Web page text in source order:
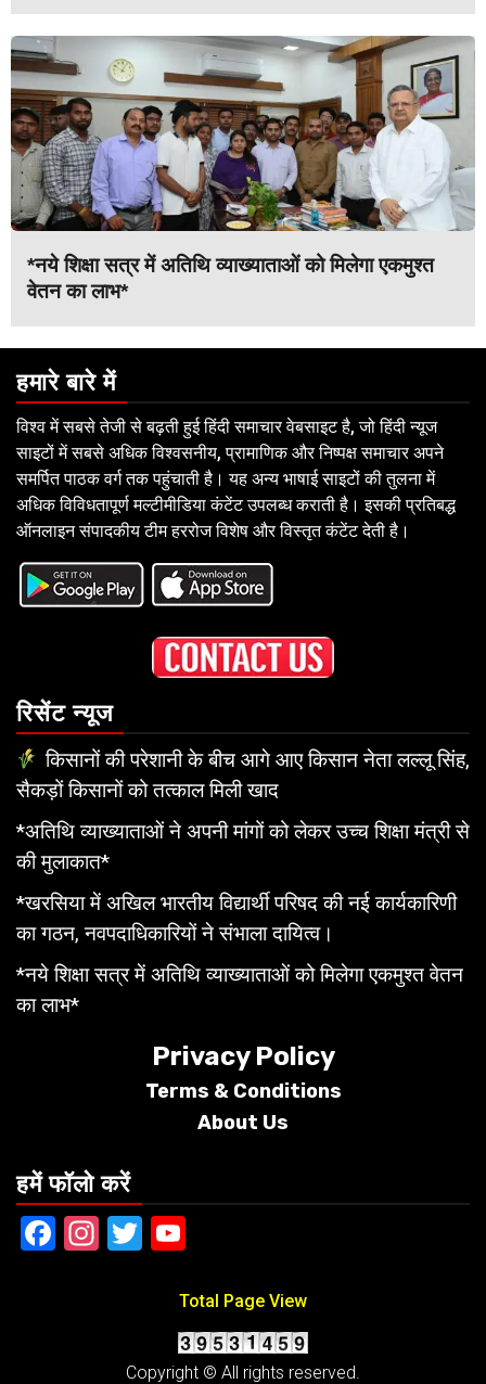
*नये शिक्षा सत्र में अतिथि व्याख्याताओं को मिलेगा एकमुश्त
वेतन का लाभ*
हमारे बारे में
विश्व में सबसे तेजी से बढ़ती हुई हिंदी समाचार वेबसाइट है, जो हिंदी न्यूज
साइटों में सबसे अधिक विश्वसनीय, प्रामाणिक और निष्पक्ष समाचार अपने
समर्पित पाठक वर्ग तक पहुंचाती है। यह अन्य भाषाई साइटों की तुलना में
अधिक विविधतापूर्ण मल्टीमीडिया कंटेंट उपलब्ध कराती है। इसकी प्रतिबद्ध
ऑनलाइन संपादकीय टीम हररोज विशेष और विस्तृत कंटेंट देती है।
रिसेंट न्यूज
किसानों की परेशानी के बीच आगे आए किसान नेता लल्लू सिंह,
सैकड़ों किसानों को तत्काल मिली खाद
*अतिथि व्याख्याताओं ने अपनी मांगों को लेकर उच्च शिक्षा मंत्री से
की मुलाकात*
*खरसिया में अखिल भारतीय विद्यार्थी परिषद की नई कार्यकारिणी
का गठन, नवपदाधिकारियों ने संभाला दायित्व।
*नये शिक्षा सत्र में अतिथि व्याख्याताओं को मिलेगा एकमुश्त वेतन
का लाभ*
Privacy Policy
Terms & Conditions
About Us
हमें फॉलो करें
Facebook
Instagram
Twitter
Total Page View
Copyright © All rights reserved.